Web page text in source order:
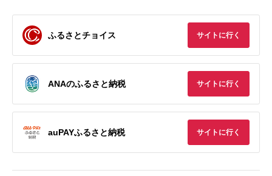
ふるさとチョイス サイトに行く
ANAのふるさと納税 サイトに行く
auPAYふるさと納税 サイトに行く